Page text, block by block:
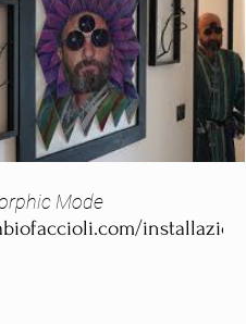
Mode
installazioni-